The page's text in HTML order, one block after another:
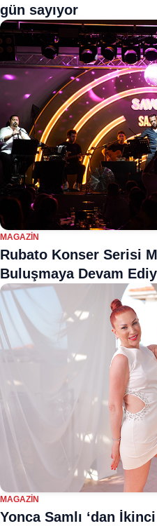
gün sayıyor
MAGAZIN
Rubato Konser Serisi
Buluşmaya Devam
MAGAZIN
Yonca Samlı ‘dan